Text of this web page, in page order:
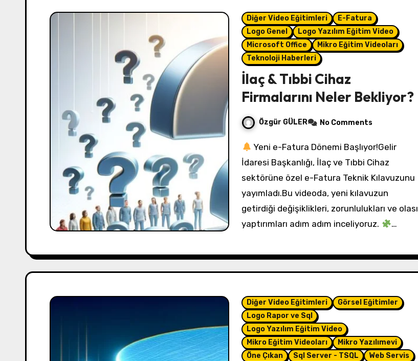
Diğer Video Eğitimleri
E-Fatura
Logo Genel
Logo Yazılım Eğitim Video
Microsoft Office
Mikro Eğitim Videoları
Teknoloji Haberleri
İlaç & Tıbbi Cihaz
Firmalarını Neler Bekliyor?
Özgür GÜLER No Comments
Yeni e-Fatura Dönemi Başlıyor!Gelir
İdaresi Başkanlığı, İlaç ve Tıbbi Cihaz
sektörüne özel e-Fatura Teknik Kılavuzunu
yayımladı.Bu videoda, yeni kılavuzun
getirdiği değişiklikleri, zorunlulukları ve olası
yaptırımları adım adım inceliyoruz.
…
Diğer Video Eğitimleri
Görsel Eğitimler
Logo Rapor ve Sql
Logo Yazılım Eğitim Video
Mikro Eğitim Videoları
Mikro Yazılımevi
Öne Çıkan
Sql Server - TSQL
Web Servis